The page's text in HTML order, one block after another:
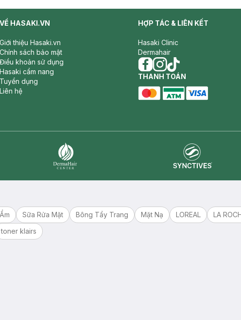
VỀ HASAKI.VN
Giới thiệu Hasaki.vn
Chính sách bảo mật
Điều khoản sử dụng
Hasaki cẩm nang
Tuyển dụng
Liên hệ
HỢP TÁC & LIÊN KẾT
Hasaki Clinic
Dermahair
facebook
instagram
tiktok
THANH TOÁN
Sữa Rửa Mặt Bông Tẩy Trang Mặt Nạ LOREAL LA
toner klairs